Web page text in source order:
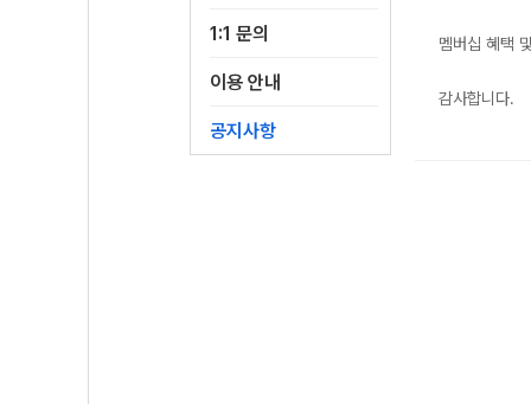
1:1 문의
이용 안내
공지사항
멤버십 혜택
감사합니다.